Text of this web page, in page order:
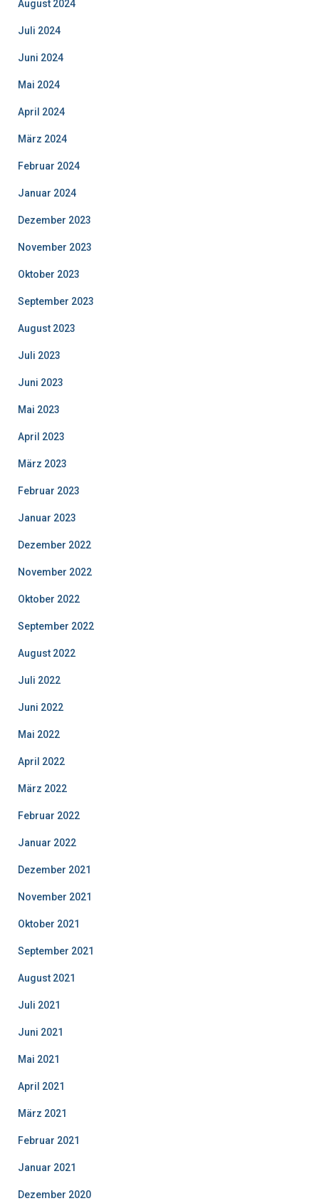
August 2024
Juli 2024
Juni 2024
Mai 2024
April 2024
März 2024
Februar 2024
Januar 2024
Dezember 2023
November 2023
Oktober 2023
September 2023
August 2023
Juli 2023
Juni 2023
Mai 2023
April 2023
März 2023
Februar 2023
Januar 2023
Dezember 2022
November 2022
Oktober 2022
September 2022
August 2022
Juli 2022
Juni 2022
Mai 2022
April 2022
März 2022
Februar 2022
Januar 2022
Dezember 2021
November 2021
Oktober 2021
September 2021
August 2021
Juli 2021
Juni 2021
Mai 2021
April 2021
März 2021
Februar 2021
Januar 2021
Dezember 2020